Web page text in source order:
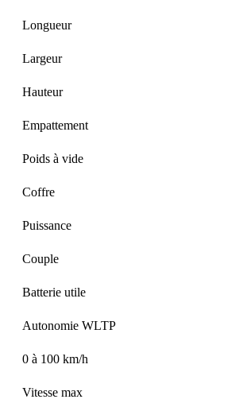
Longueur
Largeur
Hauteur
Empattement
Poids à vide
Coffre
Puissance
Couple
Batterie utile
Autonomie WLTP
0 à 100 km/h
Vitesse max